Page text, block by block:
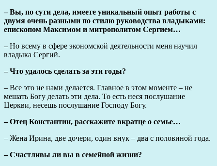
– Вы, по сути дела, имеете уникальный опыт работы с
двумя очень разными по стилю руководства владыками:
епископом Максимом и митрополитом Сергием…
– Но всему в сфере экономской деятельности меня научил
владыка Сергий.
– Что удалось сделать за эти годы?
– Все это не нами делается. Главное в этом моменте – не
мешать Богу делать эти дела. То есть неся послушание
Церкви, несешь послушание Господу Богу.
– Отец Константин, расскажите вкратце о семье…
– Жена Ирина, две дочери, один внук – два с половиной года.
– Счастливы ли вы в семейной жизни?